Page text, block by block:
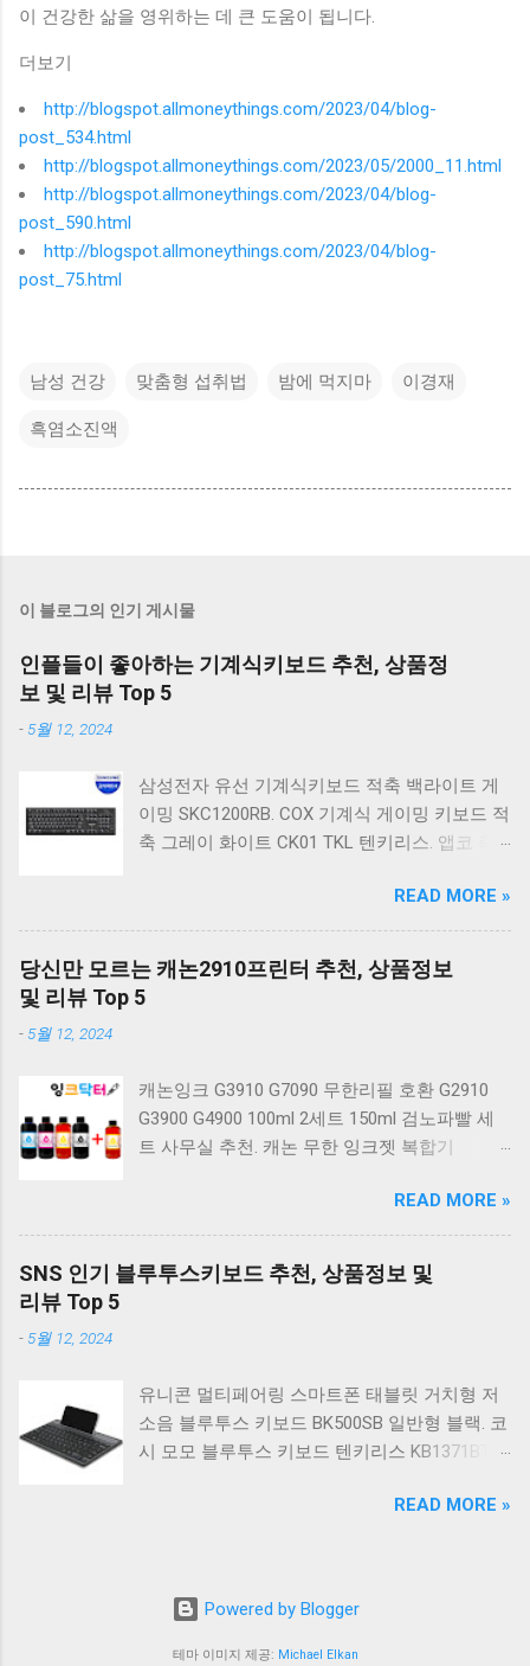
이 건강한 삶을 영위하는 데 큰 도움이 됩니다.
더보기
http://blogspot.allmoneythings.com/2023/04/blog-
post_534.html
http://blogspot.allmoneythings.com/2023/05/2000_11.html
http://blogspot.allmoneythings.com/2023/04/blog-
post_590.html
http://blogspot.allmoneythings.com/2023/04/blog-
post_75.html
남성 건강 맞춤형 섭취법 밤에 먹지마 이경재
흑염소진액
이 블로그의 인기 게시물
인플들이 좋아하는 기계식키보드 추천, 상품정
보 및 리뷰 Top 5
- 5월 12, 2024
삼성전자 유선 기계식키보드 적축 백라이트 게
이밍 SKC1200RB. COX 기계식 게이밍 키보드 적
축 그레이 화이트 CK01 TKL 텐키리스. 앱코 축
랙 K560 일반형. 앱코 K517 레트로 기계식 게이
밍 유선키보드 갈축 일반형 레트로 베이지. 체리
키보드 G803000S TKL RGB 게이밍 텐키리스 기
계식 키보드 4종 축 선택 저소음적축 블랙. 체리
베이지 K517 Retro. COX CK01 교체축 사이드
RGB 게이밍 기계식 키보드 네이비 CK01NV적축
일반형. 체리키보드 XTRFY MX BOARD 3.1 RGB
COX 기계식 게이밍 키보드 갈축 그레이 화이트
CK01 TKL 텐키리스 기계식키보드 구매를 고려
하실 때, 추가 할인 혜택을 놓치지 마세요. 다양
정이 많이 어려우시죠? 특히 기계식키보드 같은
상품을 고를 때는 더 고민이 많을 수 밖에 없습
니다. 다양한 상품들을 상세스펙 과 가격 을 꼼
READ MORE »
당신만 모르는 캐논2910프린터 추천, 상품정보
및 리뷰 Top 5
- 5월 12, 2024
캐논잉크 G3910 G7090 무한리필 호환 G2910
G3900 G4900 100ml 2세트 150ml 검노파빨 세
트 사무실 추천. 캐논 무한 잉크젯 복합기
논 PIXMA G2910 잉크포함 정품 무한복합기 컬
러 잉크젯복합기 가정용프린터 상세정보참조.
캐논 G시리즈 프린터 정품 헤드 카트리지
G1900 G2900 G3900 G4900 G2910 G3910
G4902 G4910 G4911 리필 잉크 1개 GI990
500ml 4색세트. 캐논 빌트인 정품무한 복합기
G2910 정품잉크 포함충전잉크4색 추가증정. 캐
잉크 4색세트 G3910 G3900 G2900 G4900
합기 G6091 캐논2910프린터 구매를 고려하실
인 혜택과 빠른배송 혜택을 놓치지 않도록 먼저
READ MORE »
SNS 인기 블루투스키보드 추천, 상품정보 및
리뷰 Top 5
- 5월 12, 2024
유니콘 멀티페어링 스마트폰 태블릿 거치형 저
소음 블루투스 키보드 BK500SB 일반형 블랙. 코
시 모모 블루투스 키보드 텐키리스 KB1371BT
K380S. 로지텍 무선키보드 텐키리스 스모키 블
이식 블루투스 키보드 OABTKBDA 퓨어 화이트.
코시 베이직 블루투스 키보드 KB1352BT 실버
텐키리스. 로지텍 무선키보드 텐키리스 더스티
READ MORE »
Powered by Blogger
테마 이미지 제공: Michael Elkan